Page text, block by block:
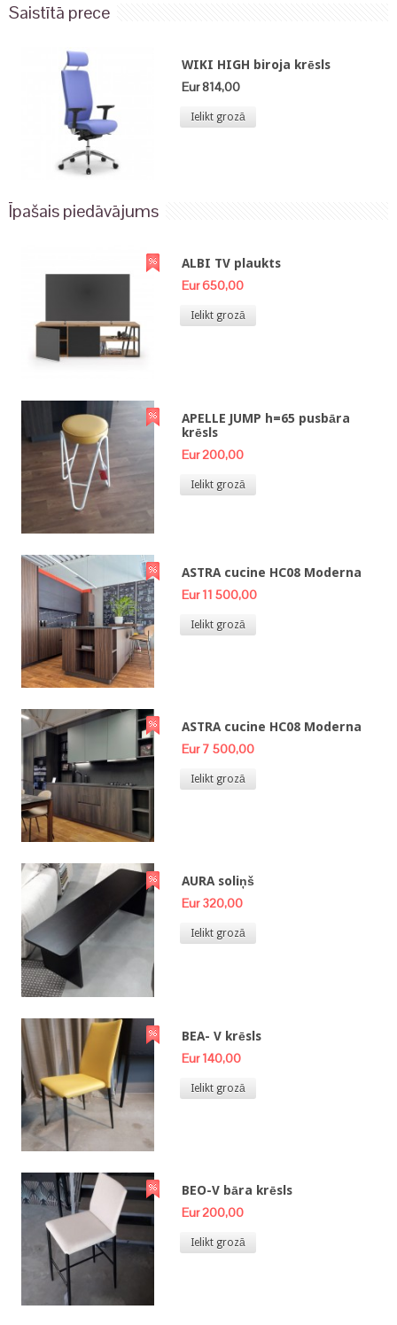
Saistītā prece
WIKI HIGH biroja krēsls
Eur 814,00
Ielikt grozā
Īpašais piedāvājums
ALBI TV plaukts
Eur 650,00
Ielikt grozā
APELLE JUMP h=65 pusbāra
krēsls
Eur 200,00
Ielikt grozā
ASTRA cucine HC08 Moderna
Eur 11 500,00
Ielikt grozā
ASTRA cucine HC08 Moderna
Eur 7 500,00
Ielikt grozā
AURA soliņš
Eur 320,00
Ielikt grozā
BEA- V krēsls
Eur 140,00
Ielikt grozā
BEO-V bāra krēsls
Eur 200,00
Ielikt grozā